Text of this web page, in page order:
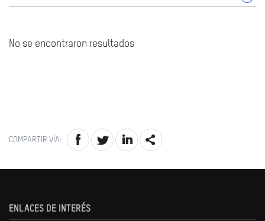
No se encontraron resultados
COMPARTIR VÍA:
ENLACES DE INTERÉS